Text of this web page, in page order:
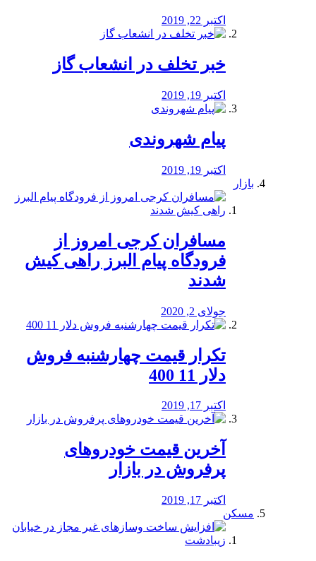
اکتبر 22, 2019
خبر تخلف در انشعاب گاز
اکتبر 19, 2019
پیام شهروندی
اکتبر 19, 2019
بازار
مسافران کرجی امروز از
فرودگاه پیام البرز راهی کیش
شدند
جولای 2, 2020
تکرار قیمت چهارشنبه فروش
دلار 11 400
اکتبر 17, 2019
آخرین قیمت خودرو‌های
پرفروش در بازار
اکتبر 17, 2019
مسکن